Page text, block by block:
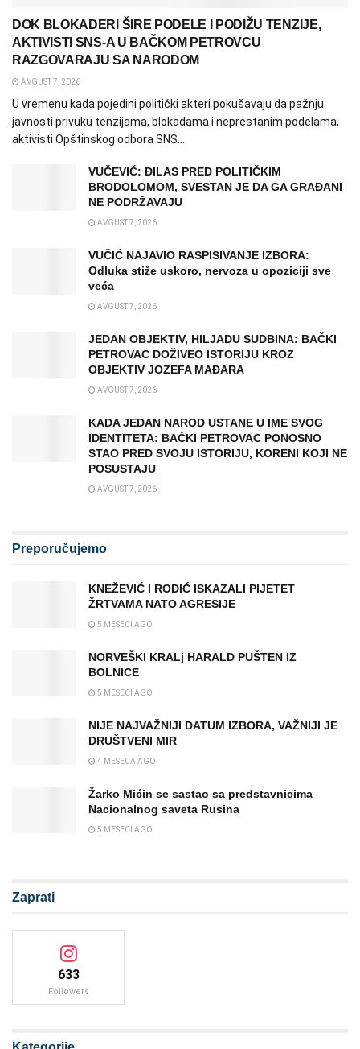
DOK BLOKADERI ŠIRE PODELE I PODIŽU TENZIJE,
AKTIVISTI SNS-A U BAČKOM PETROVCU
RAZGOVARAJU SA NARODOM
AVGUST 7, 2026
U vremenu kada pojedini politički akteri pokušavaju da pažnju
javnosti privuku tenzijama, blokadama i neprestanim podelama,
aktivisti Opštinskog odbora SNS...
VUČEVIĆ: ĐILAS PRED POLITIČKIM
BRODOLOMOM, SVESTAN JE DA GA GRAĐANI
NE PODRŽAVAJU
AVGUST 7, 2026
VUČIĆ NAJAVIO RASPISIVANJE IZBORA:
Odluka stiže uskoro, nervoza u opoziciji sve
veća
AVGUST 7, 2026
JEDAN OBJEKTIV, HILJADU SUDBINA: BAČKI
PETROVAC DOŽIVEO ISTORIJU KROZ
OBJEKTIV JOZEFA MAĐARA
AVGUST 7, 2026
KADA JEDAN NAROD USTANE U IME SVOG
IDENTITETA: BAČKI PETROVAC PONOSNO
STAO PRED SVOJU ISTORIJU, KORENI KOJI NE
POSUSTAJU
AVGUST 7, 2026
Preporučujemo
KNEŽEVIĆ I RODIĆ ISKAZALI PIJETET
ŽRTVAMA NATO AGRESIJE
5 MESECI AGO
NORVEŠKI KRALj HARALD PUŠTEN IZ
BOLNICE
5 MESECI AGO
NIJE NAJVAŽNIJI DATUM IZBORA, VAŽNIJI JE
DRUŠTVENI MIR
4 MESECA AGO
Žarko Mićin se sastao sa predstavnicima
Nacionalnog saveta Rusina
5 MESECI AGO
Zaprati
633
Followers